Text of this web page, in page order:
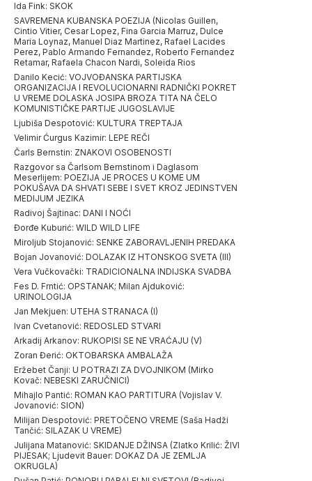
Ida Fink: SKOK
SAVREMENA KUBANSKA POEZIJA (Nicolas Guillen,
Cintio Vitier, Cesar Lopez, Fina Garcia Marruz, Dulce
Maria Loynaz, Manuel Diaz Martinez, Rafael Lacides
Perez, Pablo Armando Fernandez, Roberto Fernandez
Retamar, Rafaela Chacon Nardi, Soleida Rios
Danilo Kecić: VOJVOĐANSKA PARTIJSKA
ORGANIZACIJA I REVOLUCIONARNI RADNIČKI POKRET
U VREME DOLASKA JOSIPA BROZA TITA NA ČELO
KOMUNISTIČKE PARTIJE JUGOSLAVIJE
Ljubiša Despotović: KULTURA TREPTAJA
Velimir Ćurgus Kazimir: LEPE REČI
Čarls Bernstin: ZNAKOVI OSOBENOSTI
Razgovor sa Čarlsom Bernstinom i Daglasom
Meserlijem: POEZIJA JE PROCES U KOME UM
POKUŠAVA DA SHVATI SEBE I SVET KROZ JEDINSTVEN
MEDIJUM JEZIKA
Radivoj Šajtinac: DANI I NOĆI
Đorđe Kuburić: WILD WILD LIFE
Miroljub Stojanović: SENKE ZABORAVLJENIH PREDAKA
Bojan Jovanović: DOLAZAK IZ HTONSKOG SVETA (III)
Vera Vučkovački: TRADICIONALNA INDIJSKA SVADBA
Fes D. Frntić: OPSTANAK; Milan Ajduković:
URINOLOGIJA
Jan Mekjuen: UTEHA STRANACA (I)
Ivan Cvetanović: REDOSLED STVARI
Arkadij Arkanov: RUKOPISI SE NE VRAĆAJU (V)
Zoran Đerić: OKTOBARSKA AMBALAŽA
Eržebet Čanji: U POTRAZI ZA DVOJNIKOM (Mirko
Kovač: NEBESKI ZARUČNICI)
Mihajlo Pantić: ROMAN KAO PARTITURA (Vojislav V.
Jovanović: SION)
Milijan Despotović: PRETOČENO VREME (Saša Hadži
Tančić: SILAZAK U VREME)
Julijana Matanović: SKIDANJE DŽINSA (Zlatko Krilić: ŽIVI
PIJESAK; Ljudevit Bauer: DOKAZ DA JE ZEMLJA
OKRUGLA)